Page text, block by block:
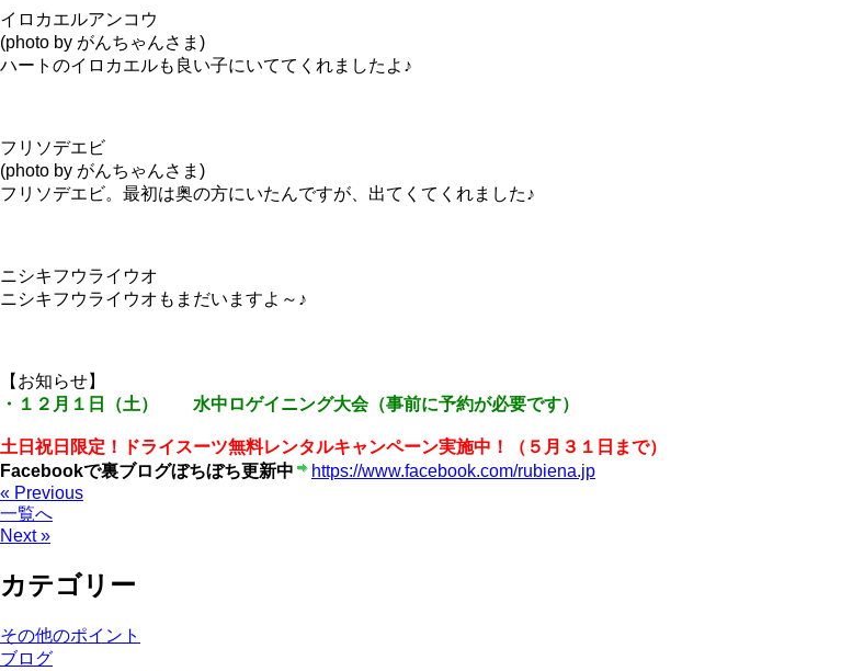
イロカエルアンコウ
(photo by がんちゃんさま)
ハートのイロカエルも良い子にいててくれましたよ♪
フリソデエビ
(photo by がんちゃんさま)
フリソデエビ。最初は奥の方にいたんですが、出てくてくれました♪
ニシキフウライウオ
ニシキフウライウオもまだいますよ～♪
【お知らせ】
・１２月１日（土） 水中ロゲイニング大会（事前に予約が必要です）
土日祝日限定！ドライスーツ無料レンタルキャンペーン実施中！（５月３１日まで）
Facebookで裏ブログぼちぼち更新中
https://www.facebook.com/rubiena.jp
« Previous
一覧へ
Next »
カテゴリー
その他のポイント
ブログ